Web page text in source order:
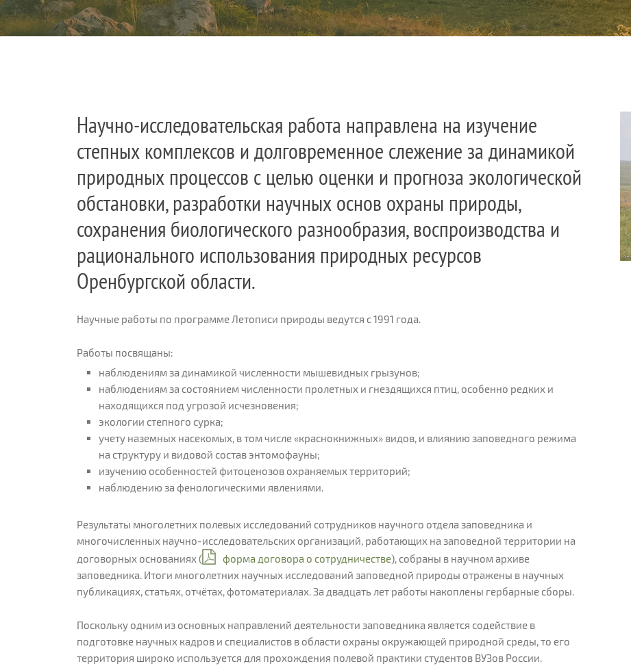
Научно-исследовательская работа направлена на изучение
степных комплексов и долговременное слежение за динамикой
природных процессов с целью оценки и прогноза экологической
обстановки, разработки научных основ охраны природы,
сохранения биологического разнообразия, воспроизводства и
рационального использования природных ресурсов
Оренбургской области.
Научные работы по программе Летописи природы ведутся с 1991 года.
Работы посвящаны:
наблюдениям за динамикой численности мышевидных грызунов;
наблюдениям за состоянием численности пролетных и гнездящихся птиц, особенно редких и
находящихся под угрозой исчезновения;
экологии степного сурка;
учету наземных насекомых, в том числе «краснокнижных» видов, и влиянию заповедного режима
на структуру и видовой состав энтомофауны;
изучению особенностей фитоценозов охраняемых территорий;
наблюдению за фенологическими явлениями.
Результаты многолетних полевых исследований сотрудников научного отдела заповедника и
многочисленных научно-исследовательских организаций, работающих на заповедной территории на
договорных основаниях (
форма договора о сотрудничестве), собраны в научном архиве
заповедника. Итоги многолетних научных исследований заповедной природы отражены в научных
публикациях, статьях, отчётах, фотоматериалах. За двадцать лет работы накоплены гербарные сборы.
Поскольку одним из основных направлений деятельности заповедника является содействие в
подготовке научных кадров и специалистов в области охраны окружающей природной среды, то его
территория широко используется для прохождения полевой практики студентов ВУЗов России.